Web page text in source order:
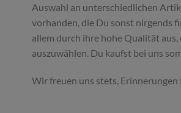
Auswahl an unterschiedlichen
vorhanden, die Du sonst nirgends
allem durch ihre hohe Qualität
auszuwählen. Du kaufst bei uns
Wir freuen uns stets,